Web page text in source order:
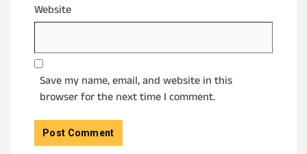
Website
Save my name, email, and website in this
browser for the next time I comment.